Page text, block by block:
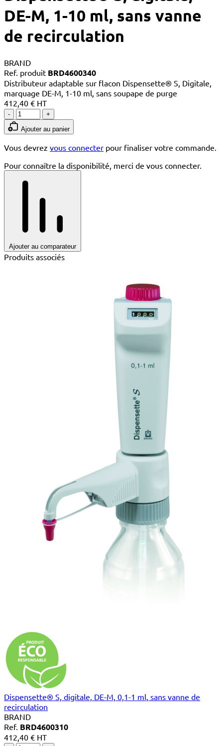
DE-M, 1-10 ml, sans vanne
de recirculation
BRAND
Ref. produit BRD4600340
Distributeur adaptable sur flacon Dispensette® S, Digitale,
marquage DE-M, 1-10 ml, sans soupape de purge
412,40 € HT
-
+
Ajouter au panier
Vous devrez vous connecter pour finaliser votre commande.
Pour connaître la disponibilité, merci de vous connecter.
Ajouter au comparateur
Produits associés
Dispensette® S, digitale, DE-M, 0,1-1 ml, sans vanne de
recirculation
BRAND
Ref. BRD4600310
412,40 € HT